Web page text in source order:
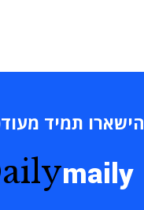
הישארו תמיד
maily